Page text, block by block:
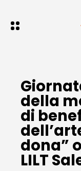
della
di
dona”
LILT